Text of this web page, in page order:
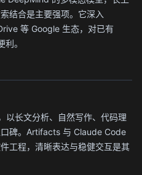
结合是主要强项。它深入
等 Google 生态，对已有
。
以长文分析、自然写作、代码理
碑。Artifacts 与 Claude Code
工程，清晰表达与稳健交互是其